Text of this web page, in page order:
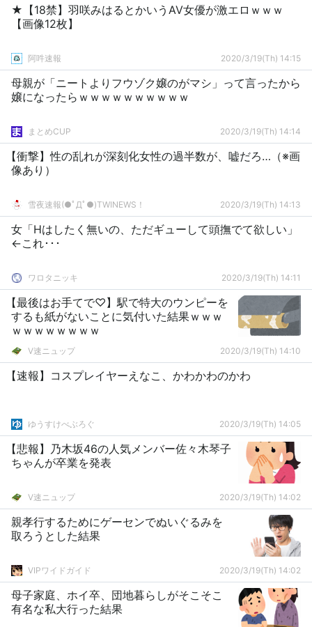
★【18禁】羽咲みはるとかいうAV女優が激エロｗｗｗ
【画像12枚】
阿吽速報 2020/3/19(Th) 14:15
母親が「ニートよりフウゾク嬢のがマシ」って言ったから
嬢になったらｗｗｗｗｗｗｗｗｗｗ
まとめCUP 2020/3/19(Th) 14:14
【衝撃】性の乱れが深刻化女性の過半数が、嘘だろ…（※画
像あり）
雪夜速報(●ﾟДﾟ●)TWINEWS！ 2020/3/19(Th) 14:13
女「Hはしたく無いの、ただギューして頭撫でて欲しい」
←これ･･･
ワロタニッキ 2020/3/19(Th) 14:11
【最後はお手てで♡】駅で特大のウンピーを
するも紙がないことに気付いた結果ｗｗｗ
ｗｗｗｗｗｗｗｗ
V速ニュップ 2020/3/19(Th) 14:10
【速報】コスプレイヤーえなこ、かわかわのかわ
ゆうすけべぶろぐ 2020/3/19(Th) 14:05
【悲報】乃木坂46の人気メンバー佐々木琴子
ちゃんが卒業を発表
V速ニュップ 2020/3/19(Th) 14:02
親孝行するためにゲーセンでぬいぐるみを
取ろうとした結果
VIPワイドガイド 2020/3/19(Th) 14:02
母子家庭、ホイ卒、団地暮らしがそこそこ
有名な私大行った結果